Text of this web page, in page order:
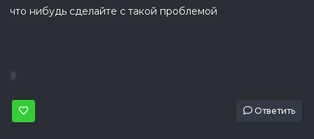
что нибудь сделайте с такой проблемой
Ответить